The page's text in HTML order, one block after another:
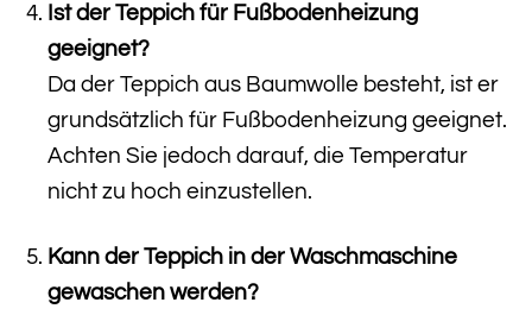
Ist der Teppich für Fußbodenheizung
geeignet?
Da der Teppich aus Baumwolle besteht, ist er
grundsätzlich für Fußbodenheizung geeignet.
Achten Sie jedoch darauf, die Temperatur
nicht zu hoch einzustellen.
Kann der Teppich in der Waschmaschine
gewaschen werden?